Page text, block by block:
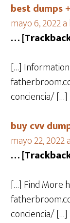
best dumps
mayo 6, 2022
…
[…]
conciencia/ […]
buy cvv
mayo 22, 2022
…
[…] Find More
conciencia/ […]